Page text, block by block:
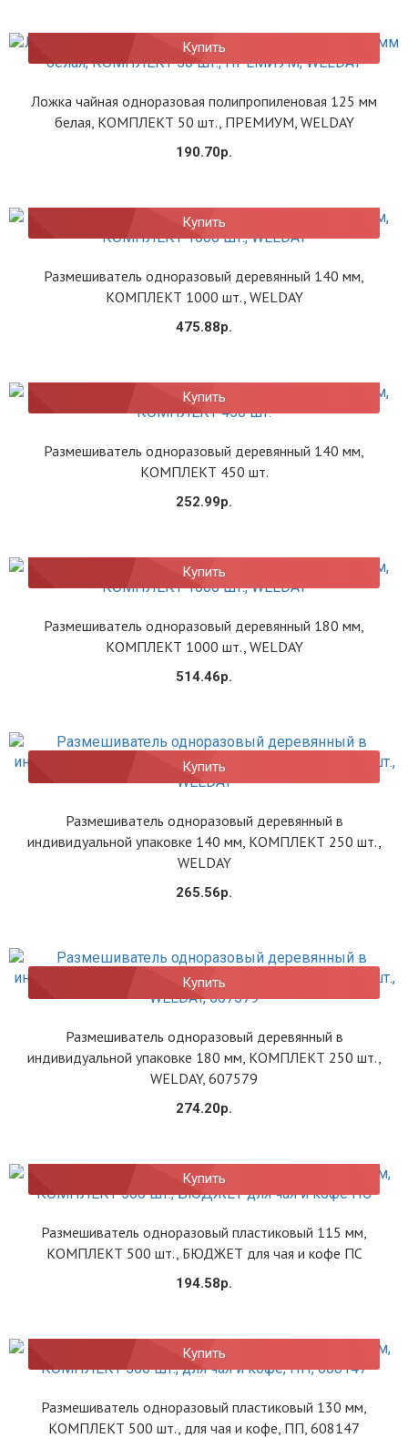
Купить
Ложка чайная одноразовая полипропиленовая 125 мм
белая, КОМПЛЕКТ 50 шт., ПРЕМИУМ, WELDAY
190.70р.
Купить
Размешиватель одноразовый деревянный 140 мм,
КОМПЛЕКТ 1000 шт., WELDAY
475.88р.
Купить
Размешиватель одноразовый деревянный 140 мм,
КОМПЛЕКТ 450 шт.
252.99р.
Купить
Размешиватель одноразовый деревянный 180 мм,
КОМПЛЕКТ 1000 шт., WELDAY
514.46р.
Купить
Размешиватель одноразовый деревянный в
индивидуальной упаковке 140 мм, КОМПЛЕКТ 250 шт.,
WELDAY
265.56р.
Купить
Размешиватель одноразовый деревянный в
индивидуальной упаковке 180 мм, КОМПЛЕКТ 250 шт.,
WELDAY, 607579
274.20р.
Купить
Размешиватель одноразовый пластиковый 115 мм,
КОМПЛЕКТ 500 шт., БЮДЖЕТ для чая и кофе ПС
194.58р.
Купить
Размешиватель одноразовый пластиковый 130 мм,
КОМПЛЕКТ 500 шт., для чая и кофе, ПП, 608147